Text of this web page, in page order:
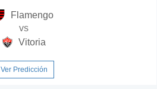
Flamengo
vs
Vitoria
Ver Predicción